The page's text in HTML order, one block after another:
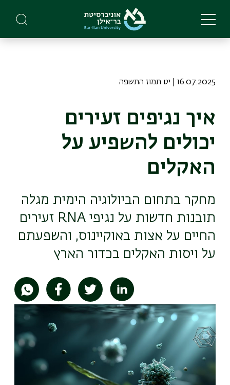
main
16.07.2025 | יט תמוז התשפה
איך נגיפים זעירים
יכולים להשפיע על
האקלים
מחקר בתחום הביולוגיה הימית מגלה
תובנות חדשות על נגיפי RNA זעירים
החיים על אצות באוקיינוס, והשפעתם
על ויסות האקלים בכדור הארץ
תמונה